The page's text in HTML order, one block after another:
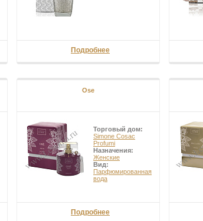
Подробнее
Ose
Торговый дом:
Simone Cosac
Profumi
Назначения:
Женские
Вид:
Парфюмированная
вода
Подробнее